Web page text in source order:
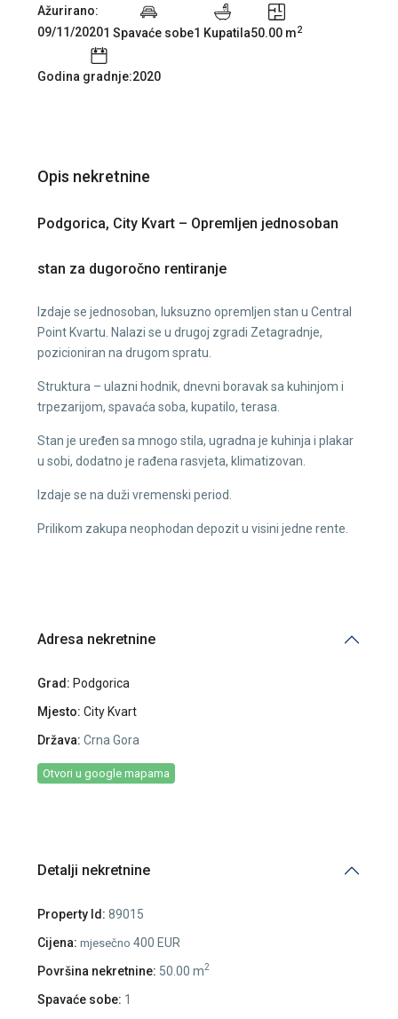
Ažurirano:
09/11/20201 Spavaće sobe1 Kupatila50.00 m2
Godina gradnje:2020
Opis nekretnine
Podgorica, City Kvart – Opremljen jednosoban
stan za dugoročno rentiranje
Izdaje se jednosoban, luksuzno opremljen stan u Central
Point Kvartu. Nalazi se u drugoj zgradi Zetagradnje,
pozicioniran na drugom spratu.
Struktura – ulazni hodnik, dnevni boravak sa kuhinjom i
trpezarijom, spavaća soba, kupatilo, terasa.
Stan je uređen sa mnogo stila, ugradna je kuhinja i plakar
u sobi, dodatno je rađena rasvjeta, klimatizovan.
Izdaje se na duži vremenski period.
Prilikom zakupa neophodan depozit u visini jedne rente.
Adresa nekretnine
Grad: Podgorica
Mjesto: City Kvart
Država: Crna Gora
Otvori u google mapama
Detalji nekretnine
Property Id: 89015
Cijena: mjesečno 400 EUR
Površina nekretnine: 50.00 m2
Spavaće sobe: 1